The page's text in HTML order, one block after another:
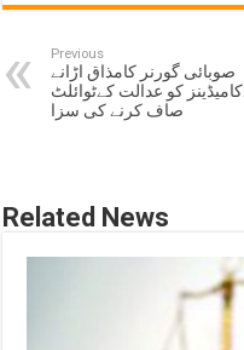
Previous
صوبائی گورنر کامذاق اڑانے
پر2کامیڈینز کو عدالت کےٹوائلٹ
صاف کرنے کی سزا
Related News